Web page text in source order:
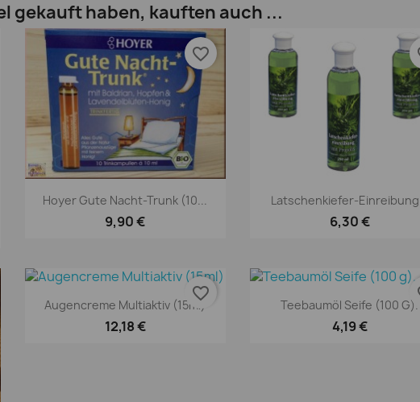
gekauft haben, kauften auch ...
Vorschau
Hoyer Gute Nacht-Trunk (10...
9,90 €
favorite_border
Vorschau
Latschenkiefer-
6,30 €
Vorschau
Augencreme Multiaktiv (15ml)
12,18 €
favorite_border Vorschau
Teebaumöl Seife (100 G).
4,19 €